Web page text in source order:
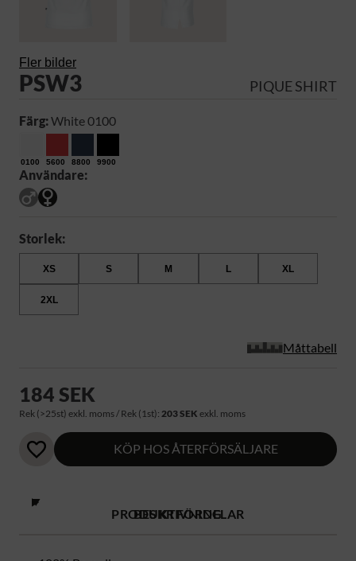
Fler bilder
PSW3 PIQUE SHIRT
Färg:White 0100
0100 5600 8800 9900
Användare:
Storlek:
XS S M L XL
2XL
Måttabell
184 SEK
Rek (>25st) exkl. moms / Rek (1st): 203 SEK exkl. moms
KÖP HOS ÅTERFÖRSÄLJARE
PRODUKTFÖRDELAR
BESKRIVNING